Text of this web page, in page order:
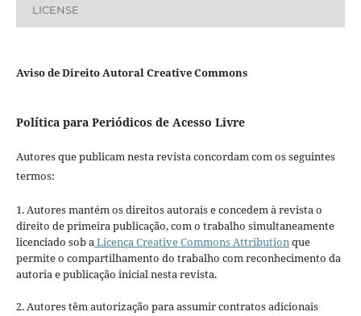
LICENSE
Aviso de Direito Autoral Creative Commons
Política para Periódicos de Acesso Livre
Autores que publicam nesta revista concordam com os seguintes
termos:
1. Autores mantém os direitos autorais e concedem à revista o
direito de primeira publicação, com o trabalho simultaneamente
licenciado sob aLicença Creative Commons Attributionque
permite o compartilhamento do trabalho com reconhecimento da
autoria e publicação inicial nesta revista.
2. Autores têm autorização para assumir contratos adicionais